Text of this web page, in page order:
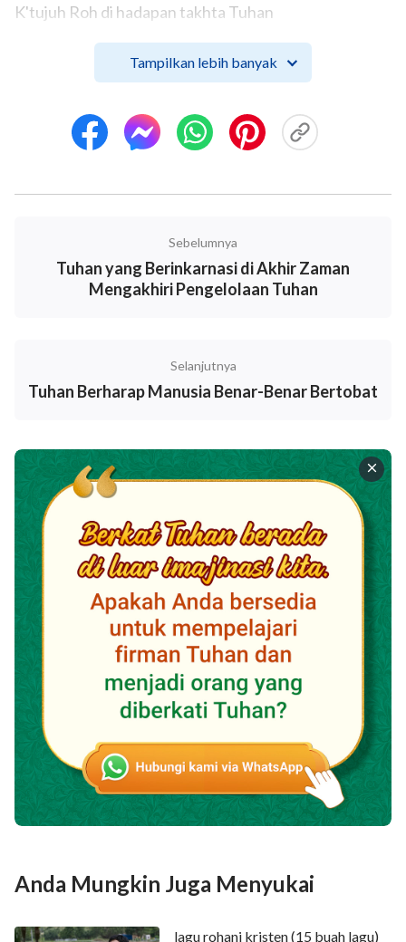
K'tujuh Roh di hadapan takhta Tuhan
diutus ke s'luruh bumi.
'tuk bicara k'pada jemaat.
Roh bicara k'pada jemaat.
Semua yang hidup, t'rimalah!
dan jangan ragu tentangnya.
Mereka yang taat firman-Nya
'kan t'rima berkat besar.
Yang tulus cari wajah-Nya
'kan punya pengertian baru.
Firman-Nya 'kan datang
dan membuka mata rohanimu.
Kau 'kan m'lihat misteri dunia roh
bahwa k’rajaan ada di antara manusia.
Tampilkan lebih banyak
Sebelumnya
Tuhan yang Berinkarnasi di Akhir Zaman
Mengakhiri Pengelolaan Tuhan
Selanjutnya
Tuhan Berharap Manusia Benar-Benar Bertobat
Anda Mungkin Juga Menyukai
lagu rohani kristen (15 buah lagu)